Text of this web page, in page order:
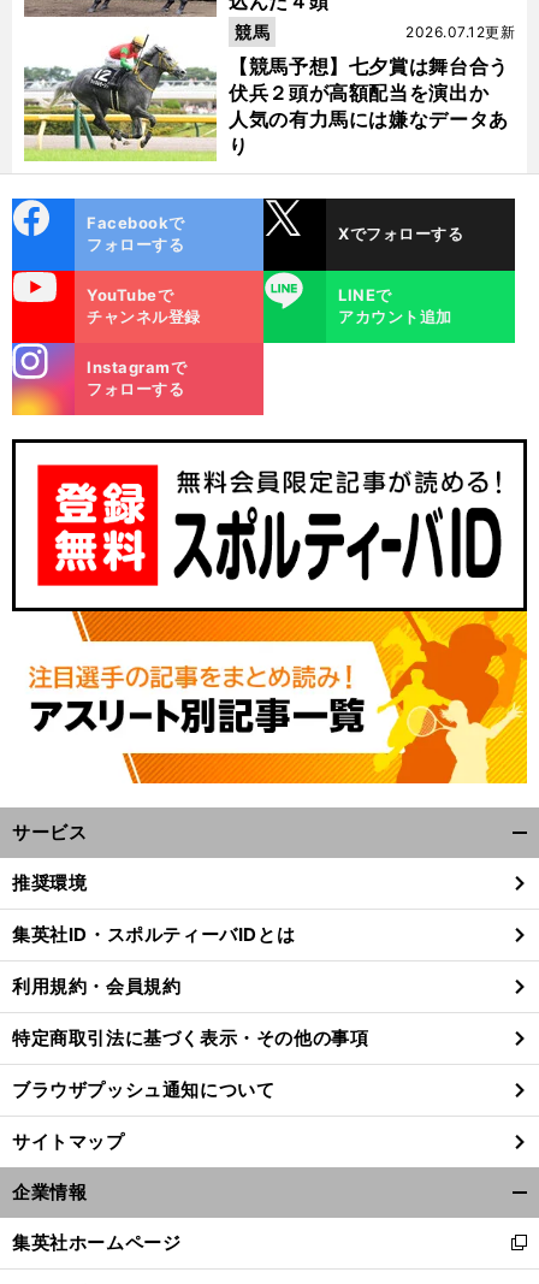
【競馬予想】七夕賞は舞台合う
伏兵２頭が高額配当を演出か
人気の有力馬には嫌なデータあ
り
2026.07.12更新
競馬
ok
Facebookで
フォローする
Xでフォローする
YouTubeで
チャンネル登録
LINE
LINEで
アカウント追加
m
Instagramで
フォローする
サービス
閉
る
推奨環境
集英社ID・スポルティーバIDとは
利用規約・会員規約
特定商取引法に基づく表示・その他の事項
ブラウザプッシュ通知について
サイトマップ
企業情報
閉
集英社ホームページ
新
し